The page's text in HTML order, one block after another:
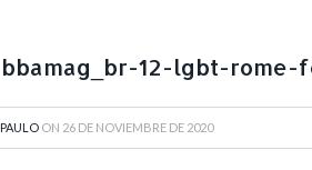
bbamag_br-12-lgbt-rome-
PAULO ON 26 DE NOVIEMBRE DE 2020